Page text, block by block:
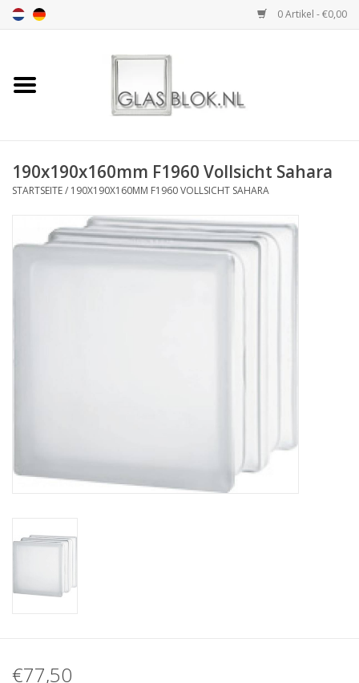
0 Artikel - €0,00
Startseite
DESIGN COLLECTION
COLLECTION
190x190x160mm F1960 Vollsicht Sahara
STARTSEITE/ 190X190X160MM F1960 VOLLSICHT SAHARA
€77,50